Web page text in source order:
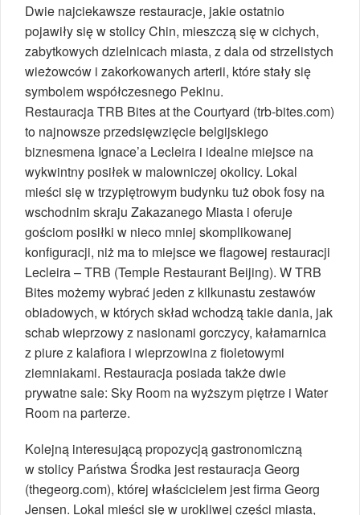
Dwie najciekawsze restauracje, jakie ostatnio
pojawiły się w stolicy Chin, mieszczą się w cichych,
zabytkowych dzielnicach miasta, z dala od strzelistych
wieżowców i zakorkowanych arterii, które stały się
symbolem współczesnego Pekinu.
Restauracja TRB Bites at the Courtyard (trb-bites.com)
to najnowsze przedsięwzięcie belgijskiego
biznesmena Ignace’a Lecleira i idealne miejsce na
wykwintny posiłek w malowniczej okolicy. Lokal
mieści się w trzypiętrowym budynku tuż obok fosy na
wschodnim skraju Zakazanego Miasta i oferuje
gościom posiłki w nieco mniej skomplikowanej
konfiguracji, niż ma to miejsce we flagowej restauracji
Lecleira – TRB (Temple Restaurant Beijing). W TRB
Bites możemy wybrać jeden z kilkunastu zestawów
obiadowych, w których skład wchodzą takie dania, jak
schab wieprzowy z nasionami gorczycy, kałamarnica
z piure z kalafiora i wieprzowina z fioletowymi
ziemniakami. Restauracja posiada także dwie
prywatne sale: Sky Room na wyższym piętrze i Water
Room na parterze.
Kolejną interesującą propozycją gastronomiczną
w stolicy Państwa Środka jest restauracja Georg
(thegeorg.com), której właścicielem jest firma Georg
Jensen. Lokal mieści się w urokliwej części miasta,